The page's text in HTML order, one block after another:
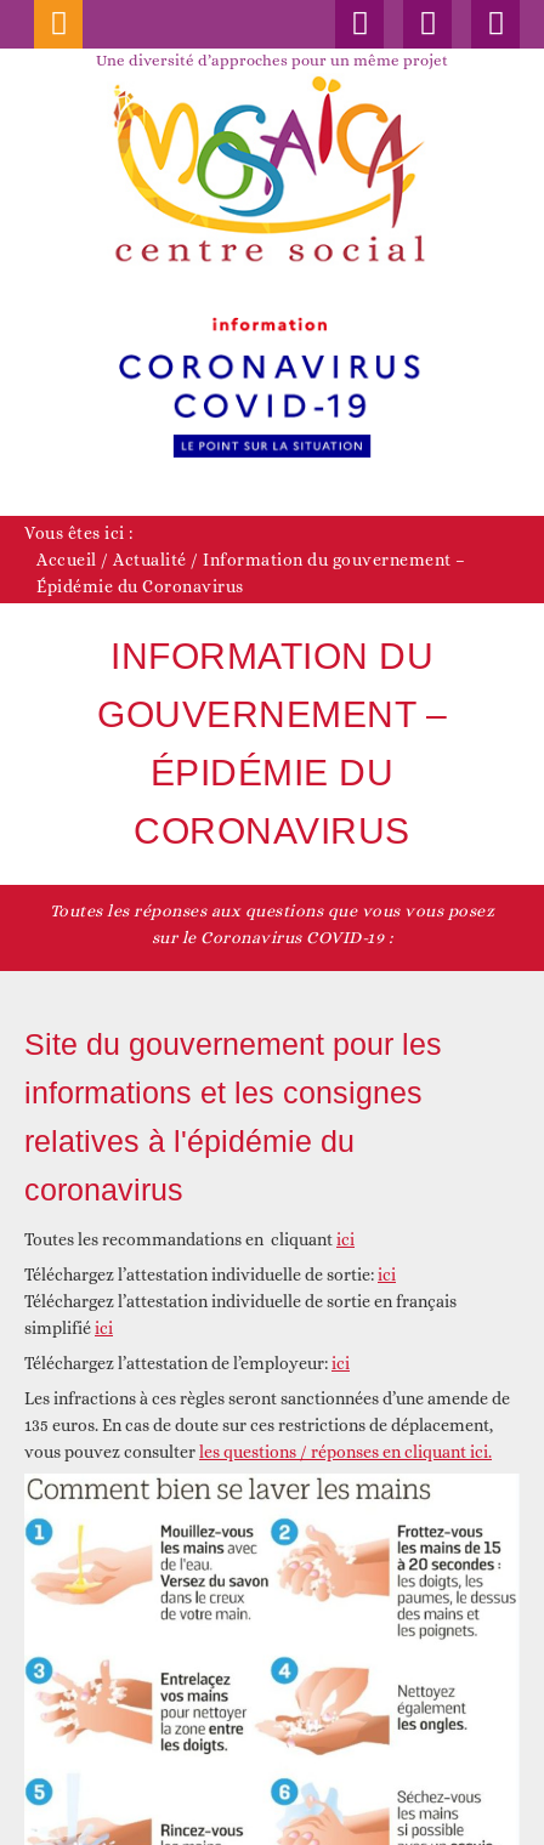
Une diversité d’approches pour un même projet
Vous êtes ici :
Accueil / Actualité / Information du gouvernement –
Épidémie du Coronavirus
INFORMATION DU
GOUVERNEMENT –
ÉPIDÉMIE DU
CORONAVIRUS
Toutes les réponses aux questions que vous vous posez
sur le Coronavirus COVID-19 :
Site du gouvernement pour les
informations et les consignes
relatives à l'épidémie du
coronavirus
Toutes les recommandations en cliquantici
Téléchargez l’attestation individuelle de sortie:ici
Téléchargez l’attestation individuelle de sortie en français
simplifiéici
Téléchargez l’attestation de l’employeur:ici
Les infractions à ces règles seront sanctionnées d’une amende de
135 euros. En cas de doute sur ces restrictions de déplacement,
vous pouvez consulterles questions / réponses en cliquant ici.